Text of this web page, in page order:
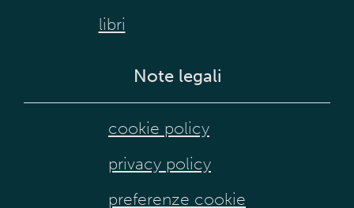
libri
Note legali
cookie policy
privacy policy
preferenze cookie